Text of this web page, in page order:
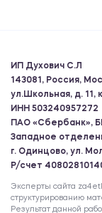
ИП Духович С.Л
143081, Россия,
ул.Школьная, д. 11,
ИНН 503240957272
ПАО «Сбербанк»,
Западное
г. Одинцово, ул.
Р/счет
Эксперты сайта
структурированию
Результат данной